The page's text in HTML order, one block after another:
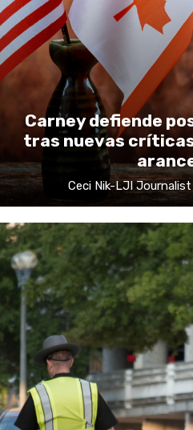
Carney defiende
tras nuevas
Ceci Nik-LJI Journalist